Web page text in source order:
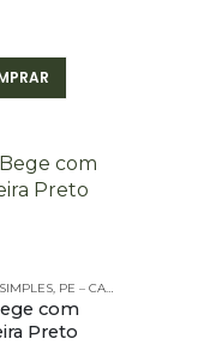
, PE – CABRESTOS
com
Preto